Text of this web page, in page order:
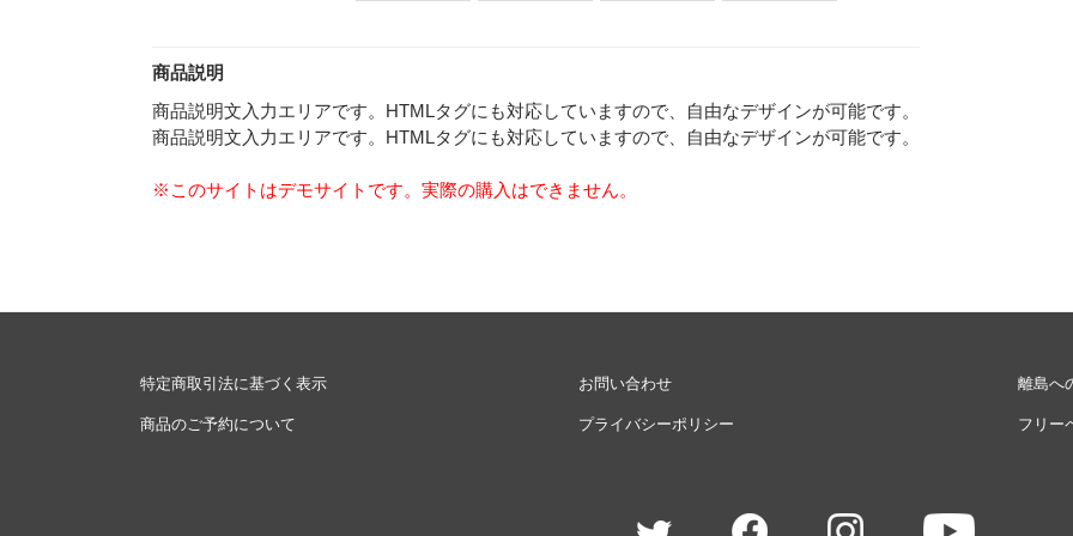
商品説明
商品説明文入力エリアです。HTMLタグにも対応していますので、自由なデザインが可能です。
商品説明文入力エリアです。HTMLタグにも対応していますので、自由なデザインが可能です。
※このサイトはデモサイトです。実際の購入はできません。
特定商取引法に基づく表示 お問い合わせ 離島へ
商品のご予約について プライバシーポリシー フリー